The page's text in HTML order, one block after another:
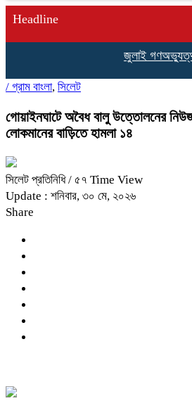
Headline
জুলাই
/ গ্রাম বাংলা, সিলেট
গোয়াইনঘাটে অবৈধ বালু উত্তোলনের
লোকমানের বাড়িতে হামলা ১৪
সিলেট প্রতিনিধি/ ৫৭ Time View
Update : শনিবার, ৩০ মে, ২০২৬
Share